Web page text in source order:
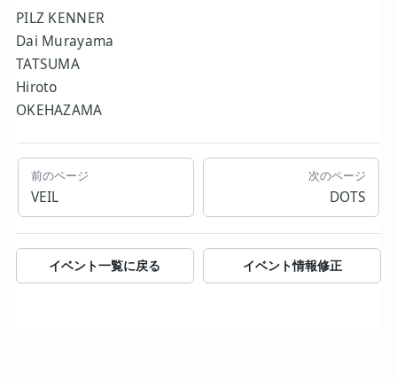
PILZ KENNER
Dai Murayama
TATSUMA
Hiroto
OKEHAZAMA
前のページ
VEIL
次のページ
DOTS
イベント一覧に戻る イベント情報修正